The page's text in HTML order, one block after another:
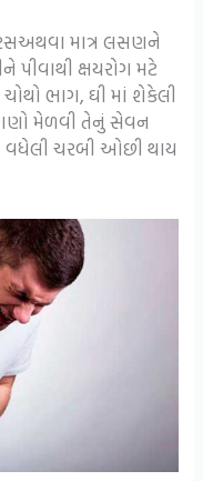
માત્ર લસણને
પીવાથી ક્ષયરોગ મટે
ભાગ, ઘી માં શેકેલી
મેળવી તેનું સેવન
વધેલી ચરબી ઓછી થાય